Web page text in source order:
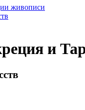
живописи
и